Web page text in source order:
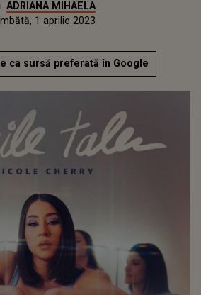
ADRIANA MIHAELA
1 aprilie 2023
ca sursă preferată în Google